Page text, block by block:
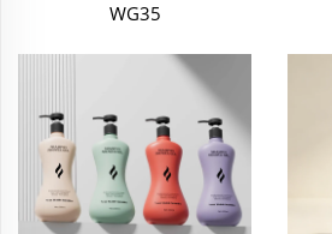
pengiriman cepat. Kami
kustomisasi untuk fasilitas liburan
3. Botol sampo travel
Ukuran perjalanan terbaik
botol
kondisioner biasanya berukuran
botol isi ulang mini atau bahan
sesuai dengan standar TSA,
WG35